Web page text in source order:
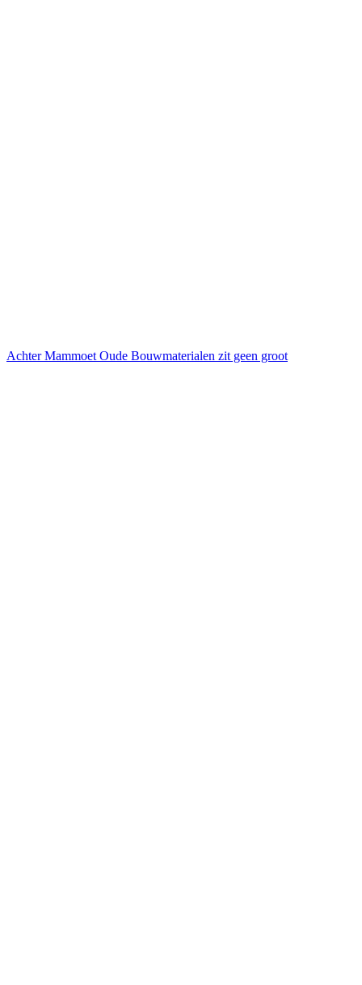
Achter Mammoet Oude Bouwmaterialen zit geen groot